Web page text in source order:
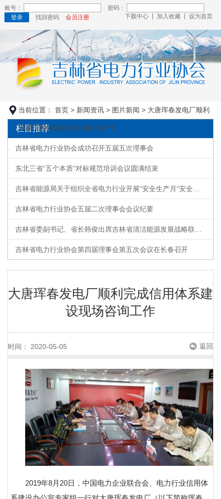
账号：
密码：
登录
找回密码 会员注册 下载中心 加入收藏 设为首页
当前位置： 首页 > 新闻资讯 > 图片新闻 > 大唐珲春发电厂顺利
完成信用体系建设现场咨询工作
栏目推荐
吉林省电力行业协会成功召开五届五次理事会
东北三省“五个本质”对标规范培训会议圆满结束
吉林省电力行业协会五届二次理事会会议纪要
吉林省电力行业协会第四届理事会第五次会议在长春召开
大唐珲春发电厂顺利完成信用体系建
设现场咨询工作
时间： 2020-05-05 返回
2019年8月20日，中国电力企业联合会、电力行业信用体